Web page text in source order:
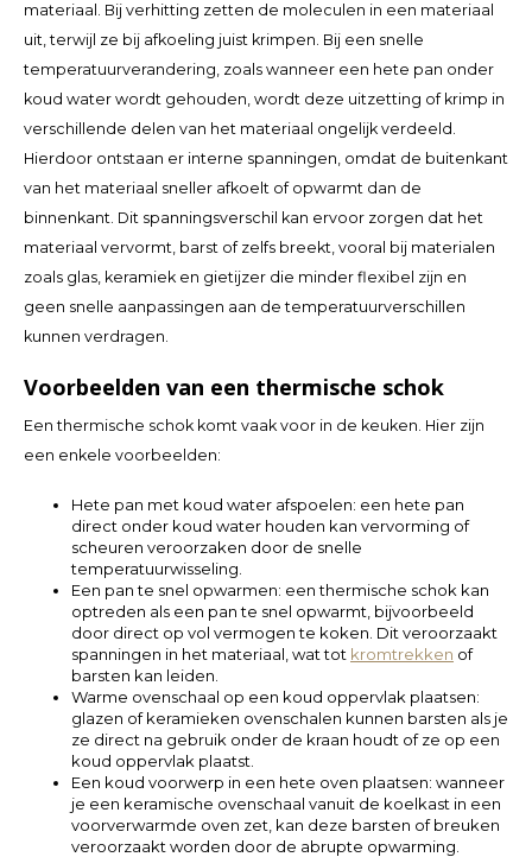
Polski
CHF
INR
JPY
THB
CZK
DKK
ECS
HUF
materiaal. Bij verhitting zetten de moleculen in een materiaal
uit, terwijl ze bij afkoeling juist krimpen. Bij een snelle
temperatuurverandering, zoals wanneer een hete pan onder
koud water wordt gehouden, wordt deze uitzetting of krimp in
verschillende delen van het materiaal ongelijk verdeeld.
Hierdoor ontstaan er interne spanningen, omdat de buitenkant
van het materiaal sneller afkoelt of opwarmt dan de
binnenkant. Dit spanningsverschil kan ervoor zorgen dat het
materiaal vervormt, barst of zelfs breekt, vooral bij materialen
zoals glas, keramiek en gietijzer die minder flexibel zijn en
geen snelle aanpassingen aan de temperatuurverschillen
kunnen verdragen.
Voorbeelden van een thermische schok
Een thermische schok komt vaak voor in de keuken. Hier zijn
een enkele voorbeelden:
Hete pan met koud water afspoelen: een hete pan
direct onder koud water houden kan vervorming of
scheuren veroorzaken door de snelle
temperatuurwisseling.
Een pan te snel opwarmen: een thermische schok kan
optreden als een pan te snel opwarmt, bijvoorbeeld
door direct op vol vermogen te koken. Dit veroorzaakt
spanningen in het materiaal, wat tot kromtrekken of
barsten kan leiden.
Warme ovenschaal op een koud oppervlak plaatsen:
glazen of keramieken ovenschalen kunnen barsten als je
ze direct na gebruik onder de kraan houdt of ze op een
koud oppervlak plaatst.
Een koud voorwerp in een hete oven plaatsen: wanneer
je een keramische ovenschaal vanuit de koelkast in een
voorverwarmde oven zet, kan deze barsten of breuken
veroorzaakt worden door de abrupte opwarming.